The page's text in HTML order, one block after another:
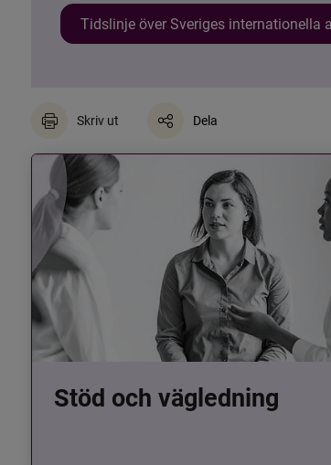
Tidslinje över Sveriges internationella
Skriv ut Dela
Stöd och vägledning